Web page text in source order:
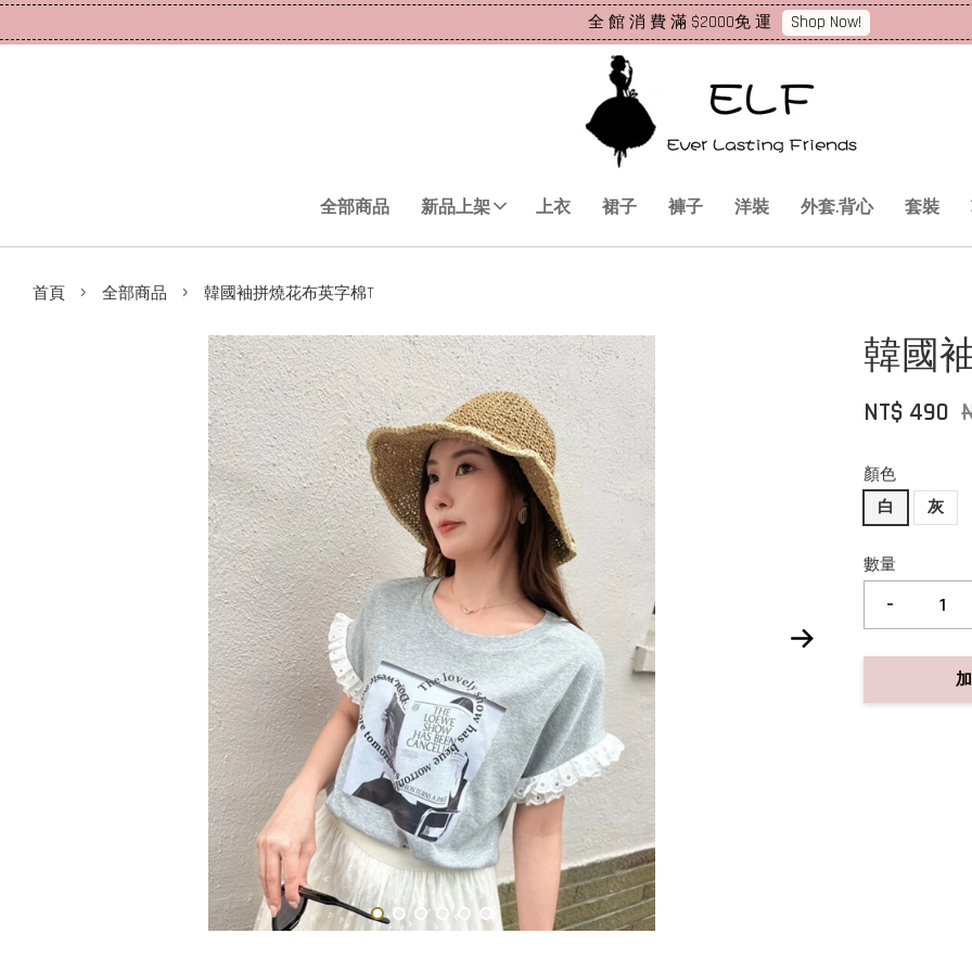
全 館 消 費 滿 $2000免 運 Shop Now!
全部商品 新品上架 上衣 裙子 褲子 洋裝 外套.背心 套裝
首頁 › 全部商品 › 韓國袖拼燒花布英字棉T
韓國
NT$ 490
顏色
白
灰
數量
-